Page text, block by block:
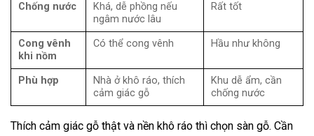
Chống nước
Khá, dễ phồng nếu
ngâm nước lâu
Rất tốt
Cong vênh
khi nồm
Có thể cong vênh Hầu như không
Phù hợp
Nhà ở khô ráo, thích
cảm giác gỗ
Khu dễ ẩm, cần
chống nước
Thích cảm giác gỗ thật và nền khô ráo thì chọn sàn gỗ. Cần